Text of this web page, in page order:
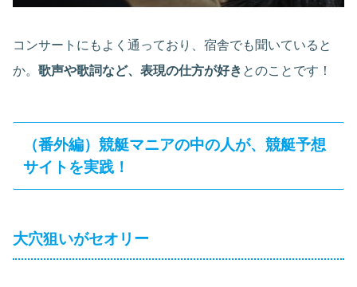
コンサートにもよく通っており、宿舎でも聞いていると
か。 歌声や歌詞など、表現の仕方が好き とのことです！
（番外編）競艇マニアの中の人が、競艇予想
サイトを実践！
大穴狙いがセオリー